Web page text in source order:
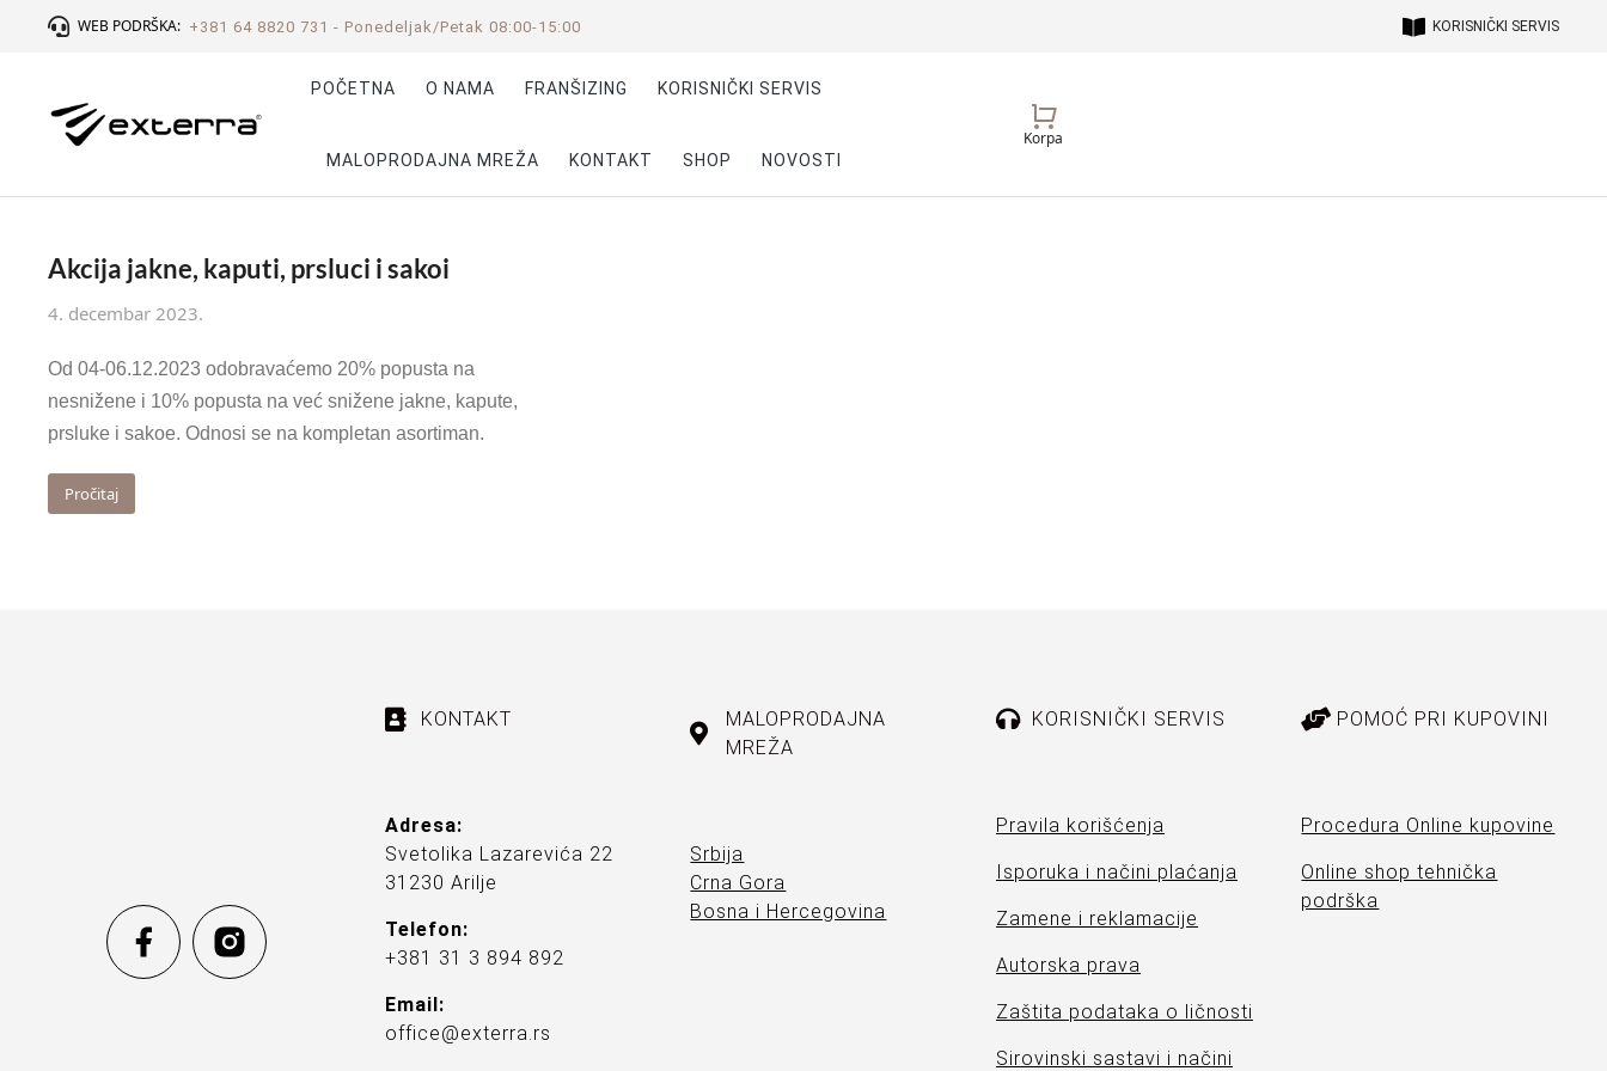
WEB PODRŠKA: +381 64 8820 731 - Ponedeljak/Petak 08:00-15:00 KORISNIČKI SERVIS
POČETNA O NAMA FRANŠIZING KORISNIČKI SERVIS
MALOPRODAJNA MREŽA KONTAKT SHOP NOVOSTI
Vaš
nalog
Korpa
Akcija jakne, kaputi, prsluci i sakoi
4. decembar 2023.
Od 04-06.12.2023 odobravaćemo 20% popusta na
nesnižene i 10% popusta na već snižene jakne, kapute,
prsluke i sakoe. Odnosi se na kompletan asortiman.
Pročitaj
KONTAKT
Adresa:
Svetolika Lazarevića 22
31230 Arilje
Telefon:
+381 31 3 894 892
Email:
office@exterra.rs
MALOPRODAJNA
MREŽA
Srbija
Crna Gora
Bosna i Hercegovina
KORISNIČKI SERVIS
Pravila korišćenja
Isporuka i načini plaćanja
Zamene i reklamacije
Autorska prava
Zaštita podataka o ličnosti
Sirovinski sastavi i načini
POMOĆ PRI KUPOVINI
Procedura Online kupovine
Online shop tehnička
podrška